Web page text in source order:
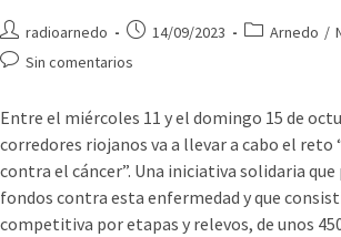
radioarnedo 14/09/2023 Arnedo /
Sin comentarios
Entre el miércoles 11 y el domingo 15 de
corredores riojanos va a llevar a cabo el reto
contra el cáncer”. Una iniciativa solidaria
fondos contra esta enfermedad y que
competitiva por etapas y relevos, de unos